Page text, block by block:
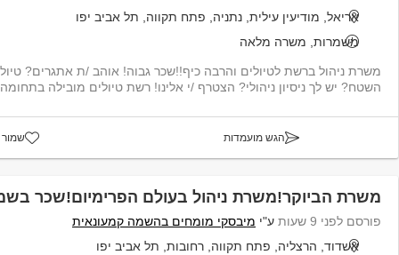
אריאל, מודיעין עילית, נתניה, פתח תקווה, תל אביב יפו
משמרות, משרה מלאה
משרת ניהול ברשת לטיולים והרבה כיף!!שכר גבוה! אוהב /ת אתגרים?
השטח? יש לך ניסיון ניהולי? הצטרף /י אלינו! רשת טיולים מובילה בתחומה
הגש מועמדות שמור
משרת הביוקר!משרת ניהול בעולם הפרימיום!שכר
פורסם לפני 9 שעות ע"י מיבסקי מומחים בהשמה קמעונאית
אשדוד, הרצליה, פתח תקווה, רחובות, תל אביב יפו